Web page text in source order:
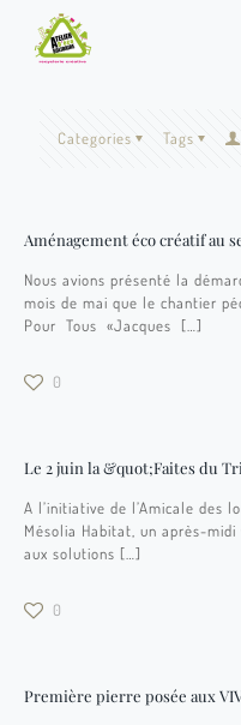
Categories Tags
Aménagement éco créatif au
Nous avions présenté la
mois de mai que le chantier
Pour Tous «Jacques
[…]
0
Le 2 juin la &quot;Faites du
A l’initiative de l’Amicale des
Mésolia Habitat, un après-
aux solutions […]
0
Première pierre posée aux